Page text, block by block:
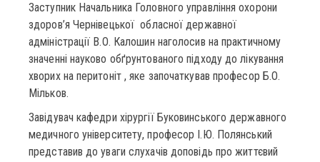
Заступник Начальника Головного управління охорони
здоров’я Чернівецької обласної державної
адміністрації В.О. Калошин наголосив на практичному
значенні науково обґрунтованого підходу до лікування
хворих на перитоніт , яке започаткував професор Б.О.
Мільков.
Завідувач кафедри хірургії Буковинського державного
медичного університету, професор І.Ю. Полянський
представив до уваги слухачів доповідь про життєвий